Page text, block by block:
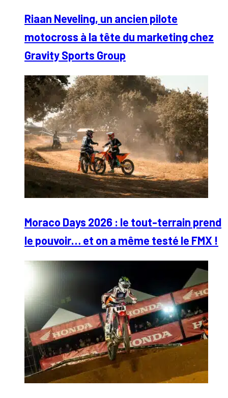
Riaan Neveling, un ancien pilote
motocross à la tête du marketing chez
Gravity Sports Group
Moraco Days 2026 : le tout-terrain prend
le pouvoir… et on a même testé le FMX !